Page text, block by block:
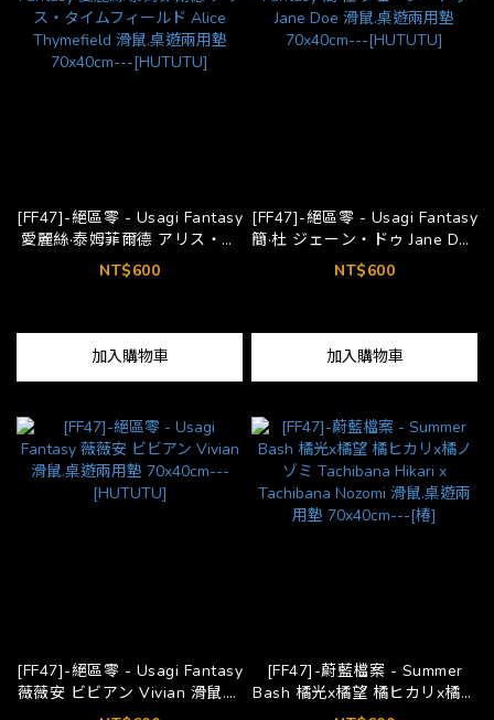
[FF47]-絕區零 - Usagi Fantasy
愛麗絲·泰姆菲爾德 アリス・タ
イムフィールド Alice
Thymefield 滑鼠.桌遊兩用墊
NT$600
加入購物車
[FF47]-絕區零 - Usagi Fantasy
簡·杜 ジェーン・ドゥ Jane Doe
滑鼠.桌遊兩用墊 70x40cm---
[HUTUTU]
NT$600
加入購物車
[FF47]-絕區零 - Usagi Fantasy
薇薇安 ビビアン Vivian 滑鼠.桌
遊兩用墊 70x40cm---
[FF47]-蔚藍檔案 - Summer
Bash 橘光x橘望 橘ヒカリx橘ノ
ゾミ Tachibana Hikari x